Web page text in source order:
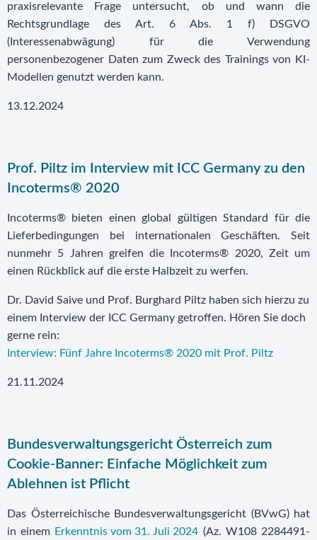
praxisrelevante Frage untersucht, ob und wann die
Rechtsgrundlage des Art. 6 Abs. 1 f) DSGVO
(Interessenabwägung) für die Verwendung
personenbezogener Daten zum Zweck des Trainings von KI-
Modellen genutzt werden kann.
13.12.2024
Prof. Piltz im Interview mit ICC Germany zu den
Incoterms® 2020
Incoterms® bieten einen global gültigen Standard für die
Lieferbedingungen bei internationalen Geschäften. Seit
nunmehr 5 Jahren greifen die Incoterms® 2020, Zeit um
einen Rückblick auf die erste Halbzeit zu werfen.
Dr. David Saive und Prof. Burghard Piltz haben sich hierzu zu
einem Interview der ICC Germany getroffen. Hören Sie doch
gerne rein:
Interview: Fünf Jahre Incoterms® 2020 mit Prof. Piltz
21.11.2024
Bundesverwaltungsgericht Österreich zum
Cookie-Banner: Einfache Möglichkeit zum
Ablehnen ist Pflicht
Das Österreichische Bundesverwaltungsgericht (BVwG) hat
in einem Erkenntnis vom 31. Juli 2024 (Az. W108 2284491-